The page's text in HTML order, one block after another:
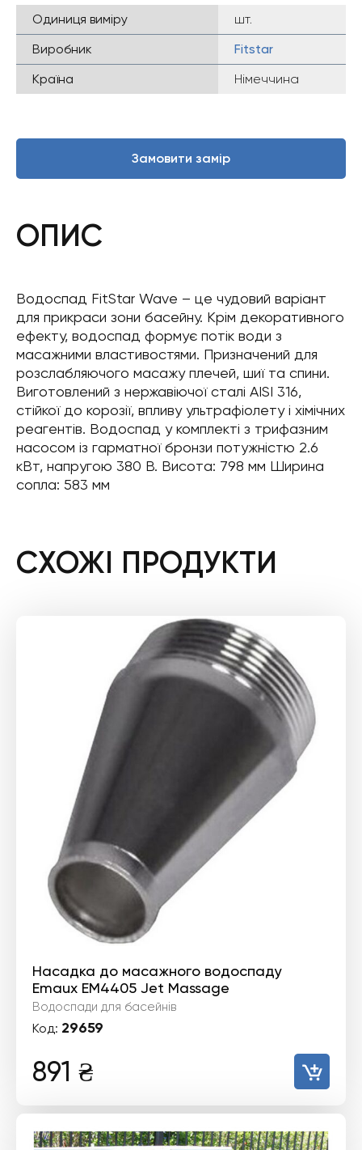
Одиниця виміру
шт.
Виробник
Fitstar
Країна
Німеччина
Замовити замір
ОПИС
Водоспад FitStar Wave – це чудовий варіант
для прикраси зони басейну. Крім декоративного
ефекту, водоспад формує потік води з
масажними властивостями. Призначений для
розслабляючого масажу плечей, шиї та спини.
Виготовлений з нержавіючої сталі AISI 316,
стійкої до корозії, впливу ультрафіолету і хімічних
реагентів. Водоспад у комплекті з трифазним
насосом із гарматної бронзи потужністю 2.6
кВт, напругою 380 В. Висота: 798 мм Ширина
сопла: 583 мм
СХОЖІ ПРОДУКТИ
Насадка до масажного водоспаду
Emaux EM4405 Jet Massage
Водоспади для басейнів
Код: 29659
891 ₴